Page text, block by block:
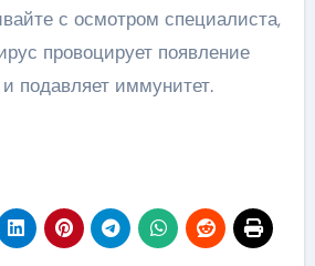
с осмотром специалиста,
провоцирует появление
подавляет иммунитет.